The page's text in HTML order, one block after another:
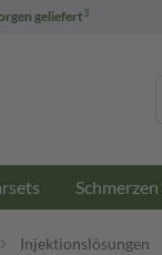
geliefert3
Injektionslösungen